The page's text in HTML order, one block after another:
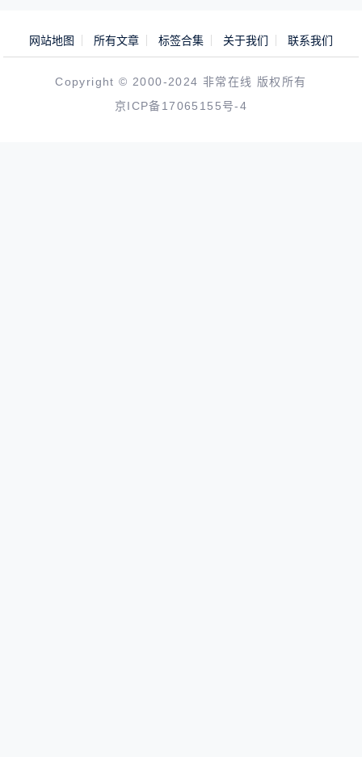
网站地图 所有文章 标签合集 关于我们 联系我们
Copyright © 2000-2024 非常在线 版权所有
京ICP备17065155号-4